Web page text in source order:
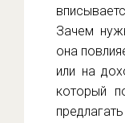
Зачем
она
или на
который